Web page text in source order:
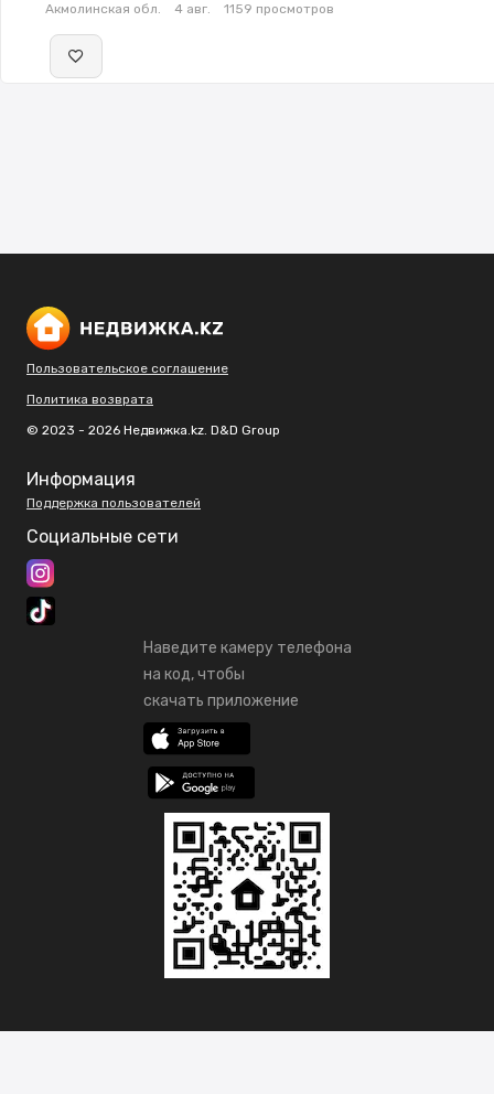
Акмолинская обл. 4 авг. 1159 просмотров
Пользовательское соглашение
Политика возврата
© 2023 - 2026 Недвижка.kz. D&D Group
Информация
Поддержка пользователей
Социальные сети
Наведите камеру телефона
на код, чтобы
скачать приложение